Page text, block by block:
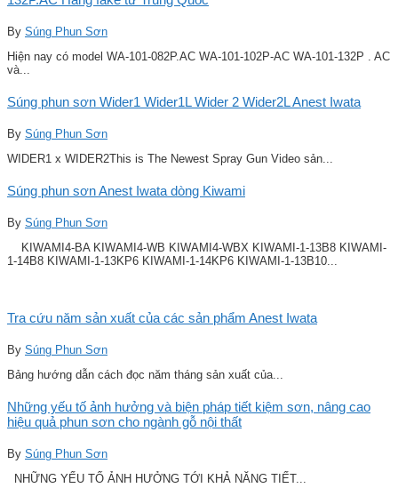
By Súng Phun Sơn
Hiện nay có model WA-101-082P.AC WA-101-102P-AC WA-101-132P . AC
và...
Súng phun sơn Wider1 Wider1L Wider 2 Wider2L Anest Iwata
By Súng Phun Sơn
WIDER1 x WIDER2This is The Newest Spray Gun Video sản...
Súng phun sơn Anest Iwata dòng Kiwami
By Súng Phun Sơn
KIWAMI4-BA KIWAMI4-WB KIWAMI4-WBX KIWAMI-1-13B8 KIWAMI-
1-14B8 KIWAMI-1-13KP6 KIWAMI-1-14KP6 KIWAMI-1-13B10...
Tra cứu năm sản xuất của các sản phẩm Anest Iwata
By Súng Phun Sơn
Bảng hướng dẫn cách đọc năm tháng sản xuất của...
Những yếu tố ảnh hưởng và biện pháp tiết kiệm sơn, nâng cao
hiệu quả phun sơn cho ngành gỗ nội thất
By Súng Phun Sơn
NHỮNG YẾU TỐ ẢNH HƯỞNG TỚI KHẢ NĂNG TIẾT...